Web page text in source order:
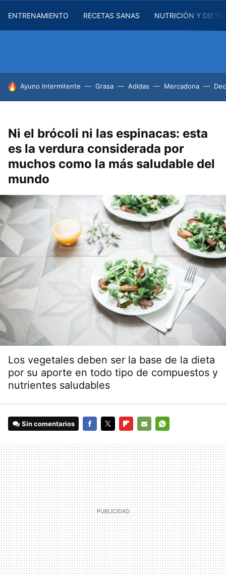
ENTRENAMIENTO RECETAS SANAS NUTRICIÓN Y
HOY SE HABLA DE
Ayuno intermitente Grasa Adidas Mercadona
Ni el brócoli ni las espinacas: esta
es la verdura considerada por
muchos como la más saludable del
mundo
Los vegetales deben ser la base de la dieta
por su aporte en todo tipo de compuestos y
nutrientes saludables
Sin comentarios
MAIL